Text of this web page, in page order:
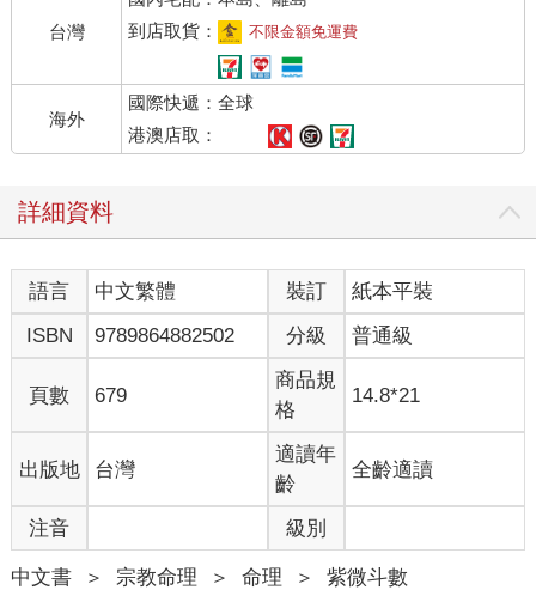
台灣
到店取貨：
不限金額免運費
海外
國際快遞：全球
港澳店取：
詳細資料
語言 中文繁體 裝訂
紙本平裝
ISBN
9789864882502 分級 普通級
頁數 679
商品規
格
14.8*21
出版地 台灣
適讀年
齡
全齡適讀
注音 級別
中文書 ＞ 宗教命理 ＞ 命理 ＞ 紫微斗數